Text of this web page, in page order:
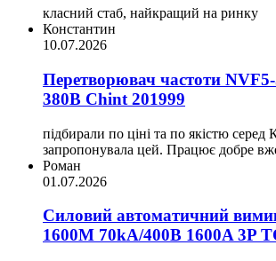
класний стаб, найкращий на ринку
Константин
10.07.2026
Перетворювач частоти
380В Chint 201999
підбирали по ціні та по якістю серед
запропонувала цей. Працює добре
Роман
01.07.2026
Силовий автоматичний
1600M 70kA/400B 1600A 3P